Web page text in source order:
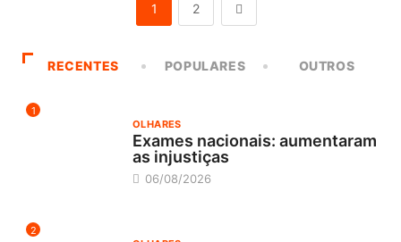
1 2
RECENTES POPULARES OUTROS
1
OLHARES
Exames nacionais: aumentaram
as injustiças
06/08/2026
2